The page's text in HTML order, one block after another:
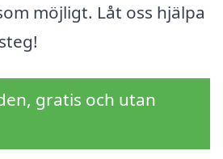
möjligt. Låt oss hjälpa
gratis och utan